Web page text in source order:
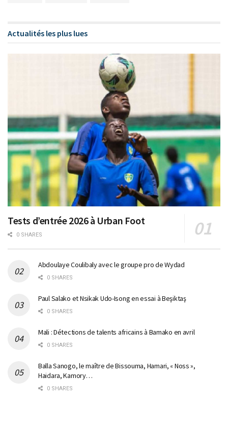
Actualités les plus lues
Tests d’entrée 2026 à Urban Foot
0 SHARES
Abdoulaye Coulibaly avec le groupe pro de Wydad
0 SHARES
Paul Salako et Nsikak Udo-Isong en essai à Beşiktaş
0 SHARES
Mali : Détections de talents africains à Bamako en avril
0 SHARES
Balla Sanogo, le maître de Bissouma, Hamari, « Noss »,
Haidara, Kamory…
0 SHARES